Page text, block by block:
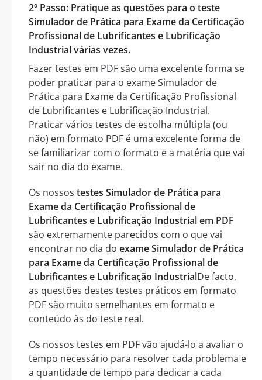
2º Passo: Pratique as questões para o teste
Simulador de Prática para Exame da Certificação
Profissional de Lubrificantes e Lubrificação
Industrial várias vezes.
Fazer testes em PDF são uma excelente forma se
poder praticar para o exame Simulador de
Prática para Exame da Certificação Profissional
de Lubrificantes e Lubrificação Industrial.
Praticar vários testes de escolha múltipla (ou
não) em formato PDF é uma excelente forma de
se familiarizar com o formato e a matéria que vai
sair no dia do exame.
Os nossos testes Simulador de Prática para
Exame da Certificação Profissional de
Lubrificantes e Lubrificação Industrial em PDF
são extremamente parecidos com o que vai
encontrar no dia do exame Simulador de Prática
para Exame da Certificação Profissional de
Lubrificantes e Lubrificação IndustrialDe facto,
as questões destes testes práticos em formato
PDF são muito semelhantes em formato e
conteúdo às do teste real.
Os nossos testes em PDF vão ajudá-lo a avaliar o
tempo necessário para resolver cada problema e
a quantidade de tempo para dedicar a cada